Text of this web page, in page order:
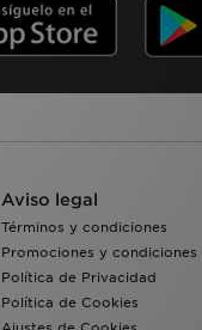
Aviso legal
Términos y condiciones
Promociones y condiciones
Política de Privacidad
Política de Cookies